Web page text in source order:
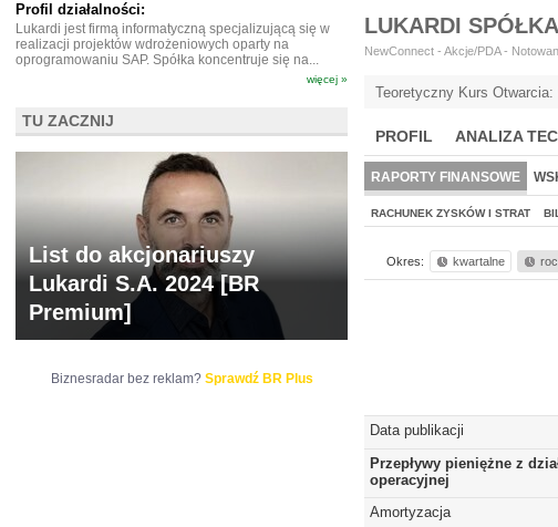
LUKARDI
NewConnect - Akcje/PDA -
Teoretyczny Kurs Otwarcia:
PROFIL ANALIZA
RAPORTY FINANSOWE
RACHUNEK ZYSKÓW I STRAT
Okres: kwartalne
Data publikacji
Przepływy pieniężne z
operacyjnej
Amortyzacja
Profil działalności:
Lukardi jest firmą informatyczną specjalizującą się w
realizacji projektów wdrożeniowych oparty na
oprogramowaniu SAP. Spółka koncentruje się na...
więcej »
TU ZACZNIJ
List do akcjonariuszy
Lukardi S.A. 2024 [BR
Premium]
Biznesradar bez reklam? Sprawdź BR Plus